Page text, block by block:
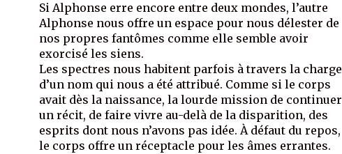
Si Alphonse erre encore entre deux mondes, l’autre
Alphonse nous offre un espace pour nous délester de
nos propres fantômes comme elle semble avoir
exorcisé les siens.
Les spectres nous habitent parfois à travers la charge
d’un nom qui nous a été attribué. Comme si le corps
avait dès la naissance, la lourde mission de continuer
un récit, de faire vivre au-delà de la disparition, des
esprits dont nous n’avons pas idée. À défaut du repos,
le corps offre un réceptacle pour les âmes errantes.